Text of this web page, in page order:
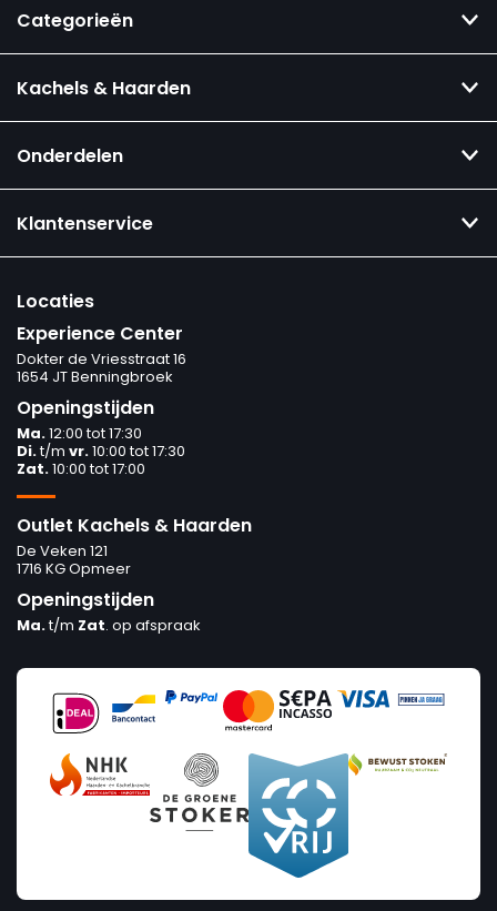
Categorieën
Kachels & Haarden
Onderdelen
Klantenservice
Locaties
Experience Center
Dokter de Vriesstraat 16
1654 JT Benningbroek
Openingstijden
Ma.12:00 tot 17:30
Di.t/m vr.10:00 tot 17:30
Zat.10:00 tot 17:00
Outlet Kachels & Haarden
De Veken 121
1716 KG Opmeer
Openingstijden
Ma.t/m Zat. op afspraak